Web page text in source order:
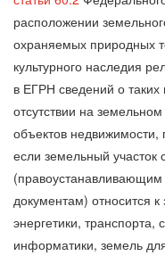
расположении
охраняемых природных
культурного наследия
в ЕГРН сведений о
отсутствии на
объектов недвижимости,
если земельный
документам) относится
энергетики,
информатики, земель